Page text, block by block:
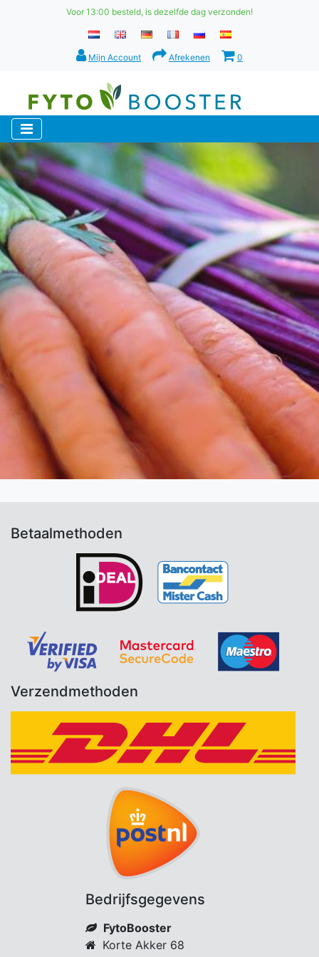
Voor 13:00 besteld, is dezelfde dag verzonden!
Mijn Account Afrekenen 0
Betaalmethoden
Verzendmethoden
Bedrijfsgegevens
FytoBooster
Korte Akker 68